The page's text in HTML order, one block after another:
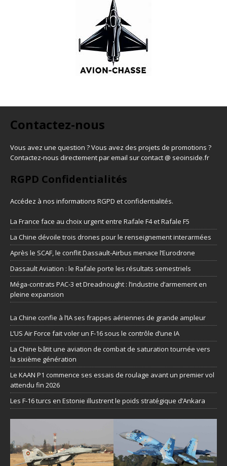
Contactez-nous
Vous avez une question ? Vous avez des projets de promotions ?
Contactez-nous directement par email sur contact @ seoinside.fr
RGPD Confidentialités
Accédez à nos informations RGPD et confidentialités.
La France face au choix urgent entre Rafale F4 et Rafale F5
La Chine dévoile trois drones pour le renseignement interarmées
Après le SCAF, le conflit Dassault-Airbus menace l’Eurodrone
Dassault Aviation : le Rafale porte les résultats semestriels
Méga-contrats PAC-3 et Dreadnought : l’industrie d’armement en
pleine expansion
La Chine confie à l’IA ses frappes aériennes de grande ampleur
L’US Air Force fait voler un F-16 sous le contrôle d’une IA
La Chine bâtit une aviation de combat de saturation tournée vers
la sixième génération
Le KAAN P1 commence ses essais de roulage avant un premier vol
attendu fin 2026
Les F-16 turcs en Estonie illustrent le poids stratégique d’Ankara